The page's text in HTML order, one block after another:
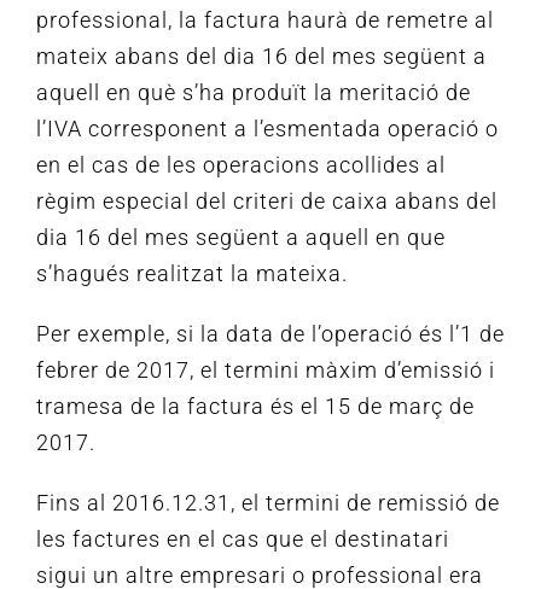
professional, la factura haurà de remetre al
mateix abans del dia 16 del mes següent a
aquell en què s’ha produït la meritació de
l’IVA corresponent a l’esmentada operació o
en el cas de les operacions acollides al
règim especial del criteri de caixa abans del
dia 16 del mes següent a aquell en que
s’hagués realitzat la mateixa.
Per exemple, si la data de l’operació és l’1 de
febrer de 2017, el termini màxim d’emissió i
tramesa de la factura és el 15 de març de
2017.
Fins al 2016.12.31, el termini de remissió de
les factures en el cas que el destinatari
sigui un altre empresari o professional era